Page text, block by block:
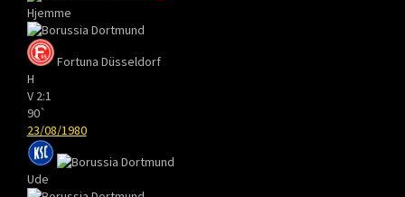
Hjemme
Fortuna Düsseldorf
H
V 2:1
90`
23/08/1980
Ude